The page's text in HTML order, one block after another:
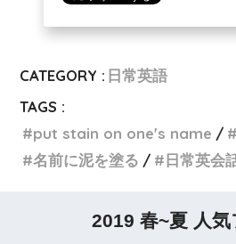
CATEGORY : 日常英語
TAGS :
put stain on one's name
名前に泥を塗る
日常英会
2019 春~夏 人